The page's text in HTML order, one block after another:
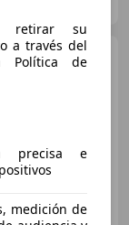
1.6HDI Exclusive
retirar su
a través del
Política de
precisa e
medición de